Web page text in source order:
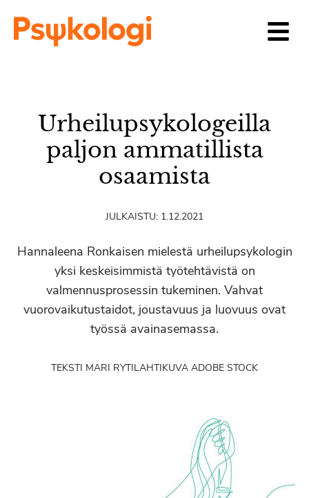
Urheilupsykologeilla
paljon ammatillista
osaamista
JULKAISTU: 1.12.2021
Hannaleena Ronkaisen mielestä urheilupsykologin
yksi keskeisimmistä työtehtävistä on
valmennusprosessin tukeminen. Vahvat
vuorovaikutustaidot, joustavuus ja luovuus ovat
työssä avainasemassa.
TEKSTI MARI RYTILAHTIKUVA ADOBE STOCK